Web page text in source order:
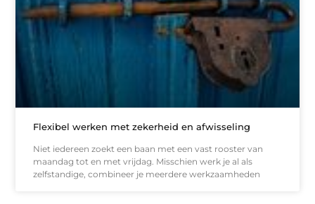
Flexibel werken met zekerheid en afwisseling
Niet iedereen zoekt een baan met een vast rooster van
maandag tot en met vrijdag. Misschien werk je al als
zelfstandige, combineer je meerdere werkzaamheden